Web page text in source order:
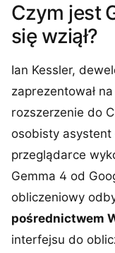
Czym jest
się wziął?
Ian Kessler,
zaprezentował
rozszerzenie do
osobisty asystent
przeglądarce
Gemma 4 od
obliczeniowy
pośrednictwem
interfejsu do